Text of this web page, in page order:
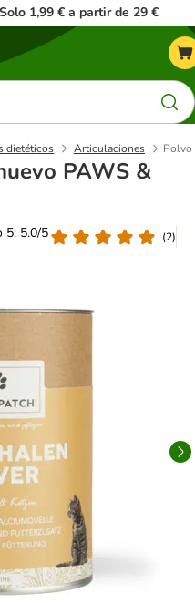
1,99 € a partir de 29 €
dietéticos Articulaciones Polvo
PAWS &
5: 5.0/5
(2)